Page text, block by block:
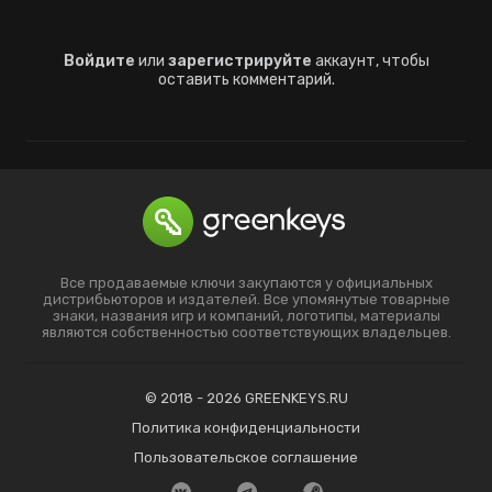
Войдите или зарегистрируйте аккаунт, чтобы
оставить комментарий.
Все продаваемые ключи закупаются у официальных
дистрибьюторов и издателей. Все упомянутые товарные
знаки, названия игр и компаний, логотипы, материалы
являются собственностью соответствующих владельцев.
© 2018 - 2026 GREENKEYS.RU
Политика конфиденциальности
Пользовательское соглашение